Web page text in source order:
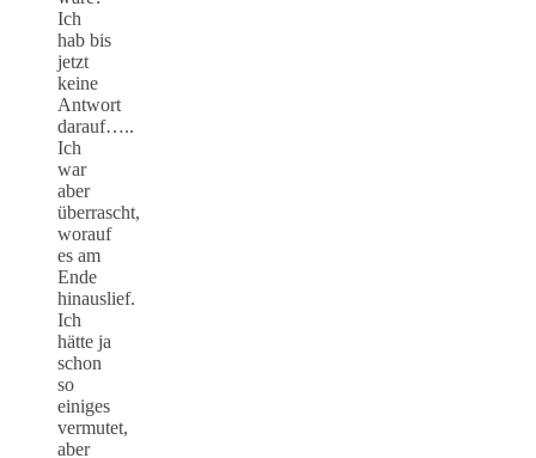
Ich
hab bis
jetzt
keine
Antwort
darauf…..
Ich
war
aber
überrascht,
worauf
es am
Ende
hinauslief.
Ich
hätte ja
schon
so
einiges
vermutet,
aber